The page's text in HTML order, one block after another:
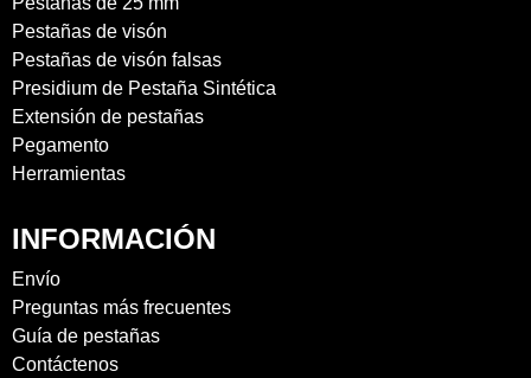
Pestañas de visón
Pestañas de visón falsas
Presidium de Pestaña Sintética
Extensión de pestañas
Pegamento
Herramientas
INFORMACIÓN
Envío
Preguntas más frecuentes
Guía de pestañas
Contáctenos